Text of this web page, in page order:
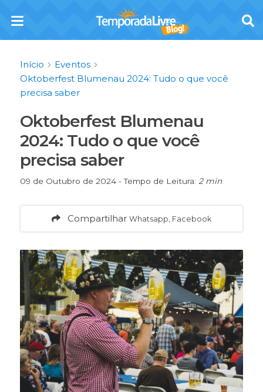
Início
Eventos
Oktoberfest Blumenau 2024: Tudo o que você
precisa saber
Oktoberfest Blumenau
2024: Tudo o que você
precisa saber
09 de Outubro de 2024 - Tempo de Leitura: 2 min
Compartilhar Whatsapp, Facebook